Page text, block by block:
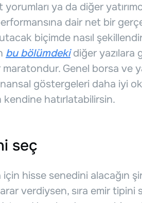
ya da diğer
dair net bir
biçimde nasıl
bu bölümdekidiğer yazılara
maratondur. Genel borsa ve
göstergeleri daha iyi
kendine hatırlatabilirsin.
seç
için hisse senedini alacağın
verdiysen, sıra emir